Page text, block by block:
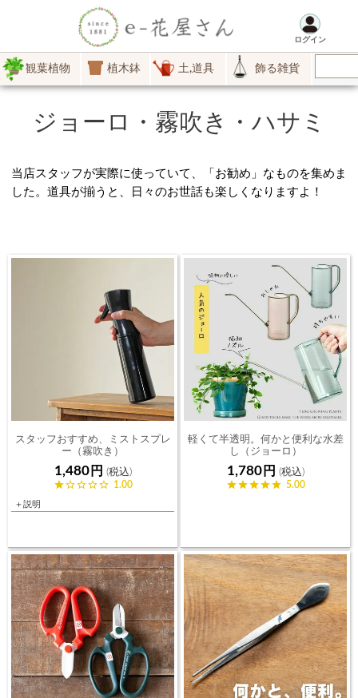
ログイン
観葉植物 植木鉢 土,道具 飾る雑貨
ジョーロ・霧吹き・ハサミ
当店スタッフが実際に使っていて、「お勧め」なものを集めま
した。道具が揃うと、日々のお世話も楽しくなりますよ！
スタッフおすすめ、ミストスプレ
ー（霧吹き）
1,480
1.00
＋説明
軽くて半透明。何かと便利な水差
し（ジョーロ）
1,780
5.00